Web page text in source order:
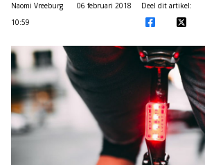
Naomi Vreeburg
06 februari 2018
10:59
Deel dit artikel: